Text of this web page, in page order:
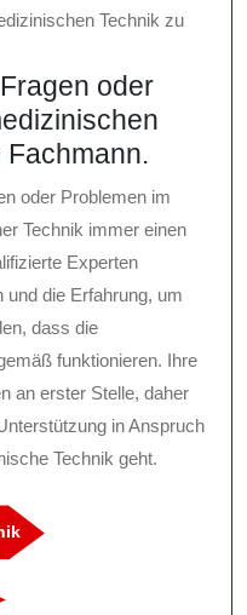
Technik zu
oder
Fachmann.
oder Problemen im
Technik immer einen
Experten
die Erfahrung, um
dass die
funktionieren. Ihre
an erster Stelle, daher
in Anspruch
Technik geht.